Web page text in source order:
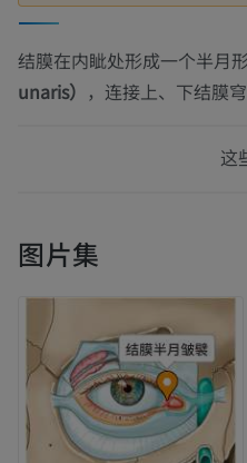
结膜在内眦处形成一个半月
unaris） ，连接上、下结膜穹
这
图片集